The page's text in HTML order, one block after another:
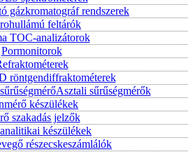
gázkromatográf rendszerek
feltárók
TOC-analizátorok
Pormonitorok
röntgendiffraktométerek
Asztali sűrűségmérők
készülékek
szakadás jelzők
készülékek
részecskeszámlálók